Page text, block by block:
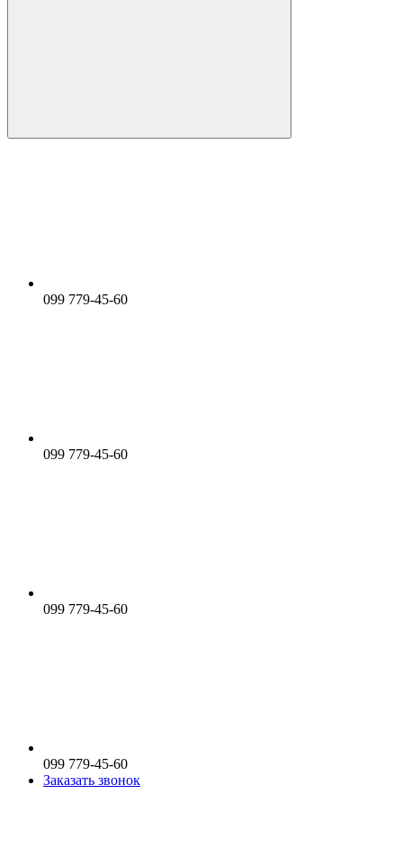
099 779-45-60
099 779-45-60
099 779-45-60
099 779-45-60
Заказать звонок